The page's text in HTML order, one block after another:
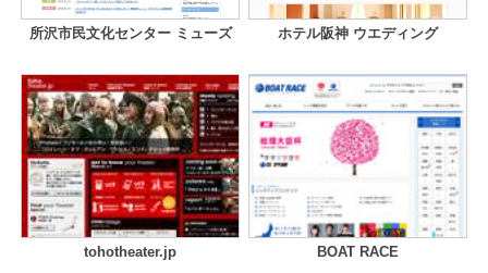
所沢市民文化センター ミューズ ホテル阪神 ウエディング
tohotheater.jp BOAT RACE